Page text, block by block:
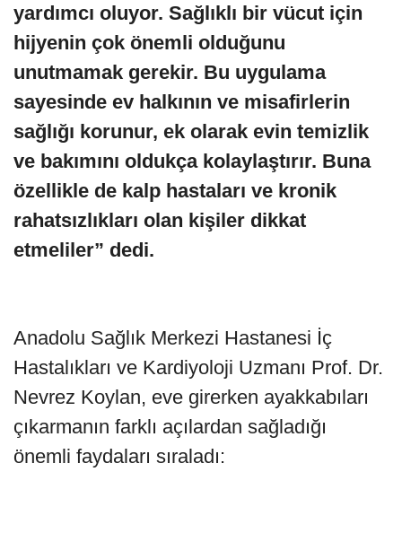
yardımcı oluyor. Sağlıklı bir vücut için
hijyenin çok önemli olduğunu
unutmamak gerekir. Bu uygulama
sayesinde ev halkının ve misafirlerin
sağlığı korunur, ek olarak evin temizlik
ve bakımını oldukça kolaylaştırır. Buna
özellikle de kalp hastaları ve kronik
rahatsızlıkları olan kişiler dikkat
etmeliler” dedi.
Anadolu Sağlık Merkezi Hastanesi İç
Hastalıkları ve Kardiyoloji Uzmanı Prof. Dr.
Nevrez Koylan, eve girerken ayakkabıları
çıkarmanın farklı açılardan sağladığı
önemli faydaları sıraladı: